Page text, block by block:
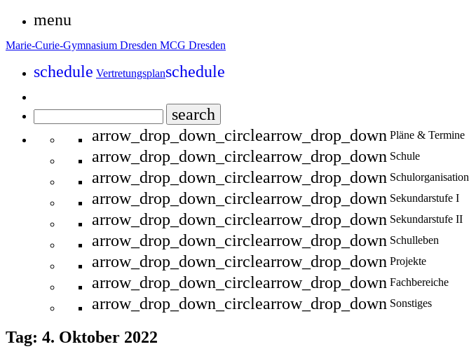
menu
Marie-Curie-Gymnasium Dresden MCG Dresden
schedule Vertretungsplanschedule
search
arrow_drop_down_circlearrow_drop_down Pläne & Termine
arrow_drop_down_circlearrow_drop_down Schule
arrow_drop_down_circlearrow_drop_down Schulorganisation
arrow_drop_down_circlearrow_drop_down Sekundarstufe I
arrow_drop_down_circlearrow_drop_down Sekundarstufe II
arrow_drop_down_circlearrow_drop_down Schulleben
arrow_drop_down_circlearrow_drop_down Projekte
arrow_drop_down_circlearrow_drop_down Fachbereiche
arrow_drop_down_circlearrow_drop_down Sonstiges
Tag: 4. Oktober 2022